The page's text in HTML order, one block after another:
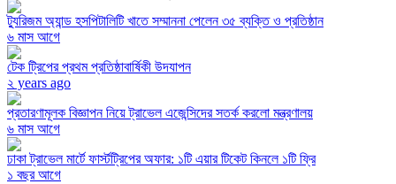
ট্যুরিজম অ্যান্ড হসপিটালিটি খাতে সম্মাননা পেলেন ৩৫ ব্যক্তি ও প্রতিষ্ঠান
৬ মাস আগে
টেক ট্রিপের প্রথম প্রতিষ্ঠাবার্ষিকী উদযাপন
২ years ago
প্রতারণামূলক বিজ্ঞাপন নিয়ে ট্রাভেল এজেন্সিদের সতর্ক করলো মন্ত্রণালয়
৬ মাস আগে
ঢাকা ট্রাভেল মার্টে ফার্স্টট্রিপের অফার: ১টি এয়ার টিকেট কিনলে ১টি ফ্রি
১ বছর আগে